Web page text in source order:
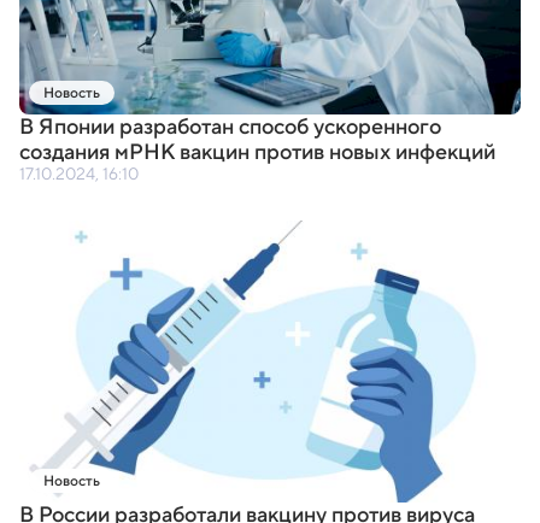
Новость
В Японии разработан способ ускоренного
создания мРНК вакцин против новых инфекций
17.10.2024, 16:10
Новость
В России разработали вакцину против вируса